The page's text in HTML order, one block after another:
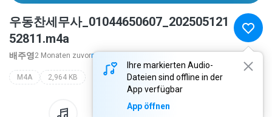
Ihre markierten Audio-
Dateien sind offline in der
App verfügbar
App öffnen
우동찬세무사_01044650607_202505121
52811.m4a
배주영2 Monaten zuvormehr...
M4A 2,964 KB